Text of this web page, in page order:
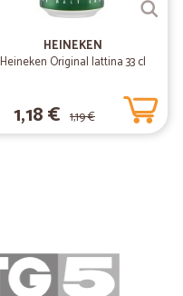
01/10/2021
25/08/2021
HEINEKEN
Heineken Original lattina 33 cl
1,18 € 1,19 €